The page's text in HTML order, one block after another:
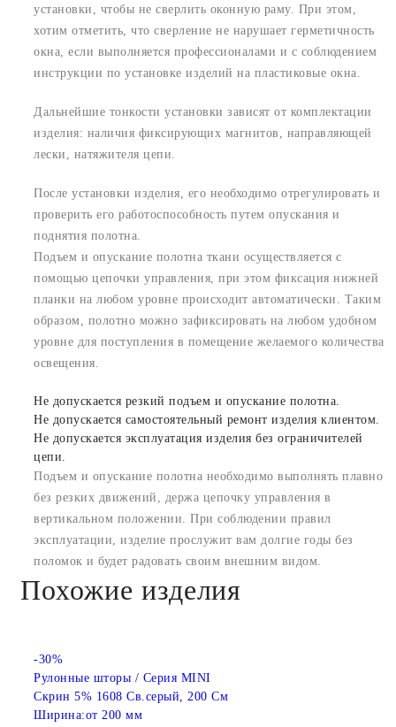
установки, чтобы не сверлить оконную раму. При этом,
хотим отметить, что сверление не нарушает герметичность
окна, если выполняется профессионалами и с соблюдением
инструкции по установке изделий на пластиковые окна.
Дальнейшие тонкости установки зависят от комплектации
изделия: наличия фиксирующих магнитов, направляющей
лески, натяжителя цепи.
После установки изделия, его необходимо отрегулировать и
проверить его работоспособность путем опускания и
поднятия полотна.
Подъем и опускание полотна ткани осуществляется с
помощью цепочки управления, при этом фиксация нижней
планки на любом уровне происходит автоматически. Таким
образом, полотно можно зафиксировать на любом удобном
уровне для поступления в помещение желаемого количества
освещения.
Не допускается резкий подъем и опускание полотна.
Не допускается самостоятельный ремонт изделия клиентом.
Не допускается эксплуатация изделия без ограничителей
цепи.
Подъем и опускание полотна необходимо выполнять плавно
без резких движений, держа цепочку управления в
вертикальном положении. При соблюдении правил
эксплуатации, изделие прослужит вам долгие годы без
поломок и будет радовать своим внешним видом.
Похожие изделия
-30%
Рулонные шторы / Серия MINI
Скрин 5% 1608 Св.серый, 200 См
Ширина:от 200 мм